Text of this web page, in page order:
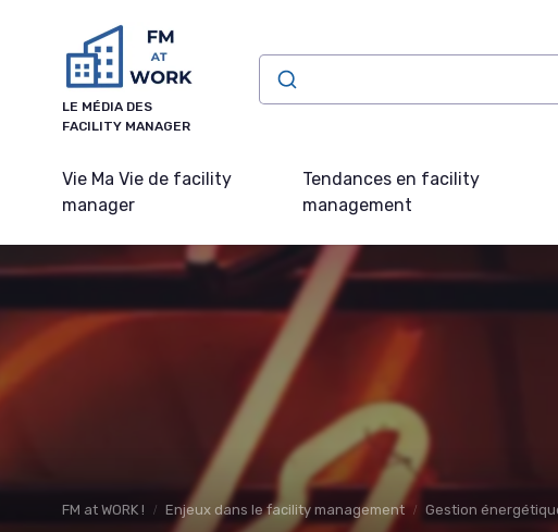
LE MÉDIA DES
FACILITY MANAGER
Vie Ma Vie de facility
manager
Tendances en facility
management
FM at WORK ! Enjeux dans le facility management Gestion